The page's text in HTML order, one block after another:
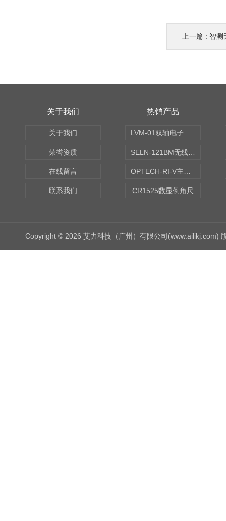
上一篇 : 智测
关于我们
关于我们
荣誉资质
在线留言
联系我们
热销产品
CR1525数显倒角尺
Copyright © 2026 艾力科技（广州）有限公司(www.ailikj.com)